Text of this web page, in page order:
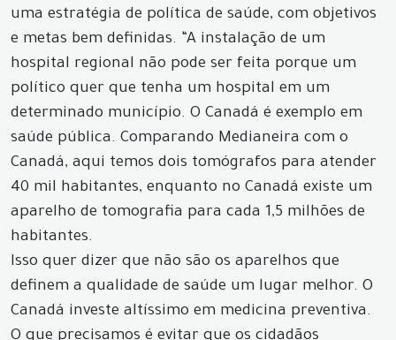
uma estratégia de política de saúde, com objetivos
e metas bem definidas. “A instalação de um
hospital regional não pode ser feita porque um
político quer que tenha um hospital em um
determinado município. O Canadá é exemplo em
saúde pública. Comparando Medianeira com o
Canadá, aqui temos dois tomógrafos para atender
40 mil habitantes, enquanto no Canadá existe um
aparelho de tomografia para cada 1,5 milhões de
habitantes.
Isso quer dizer que não são os aparelhos que
definem a qualidade de saúde um lugar melhor. O
Canadá investe altíssimo em medicina preventiva.